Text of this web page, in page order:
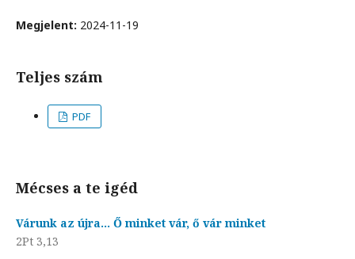
Megjelent: 2024-11-19
Teljes szám
PDF
Mécses a te igéd
Várunk az újra… Ő minket vár, ő vár minket
2Pt 3,13